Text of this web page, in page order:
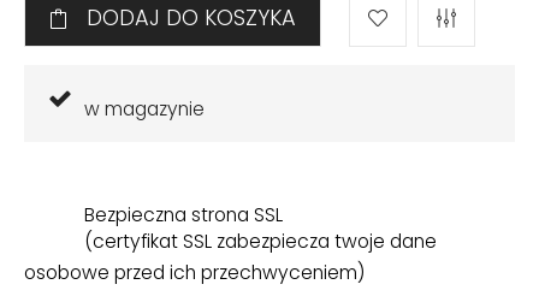
DODAJ DO KOSZYKA
w magazynie
Bezpieczna strona SSL
(certyfikat SSL zabezpiecza twoje dane
osobowe przed ich przechwyceniem)